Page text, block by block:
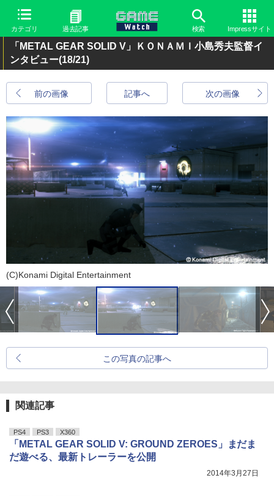
カテゴリ 過去記事 検索 Impressサイト
「METAL GEAR SOLID V」ＫＯＮＡＭＩ小島秀夫監督イ
ンタビュー(18/21)
前の画像 次の画像
記事へ
(C)Konami Digital Entertainment
この写真の記事へ
関連記事
PS4 PS3 X360
「METAL GEAR SOLID V: GROUND ZEROES」まだま
だ遊べる、最新トレーラーを公開
2014年3月27日